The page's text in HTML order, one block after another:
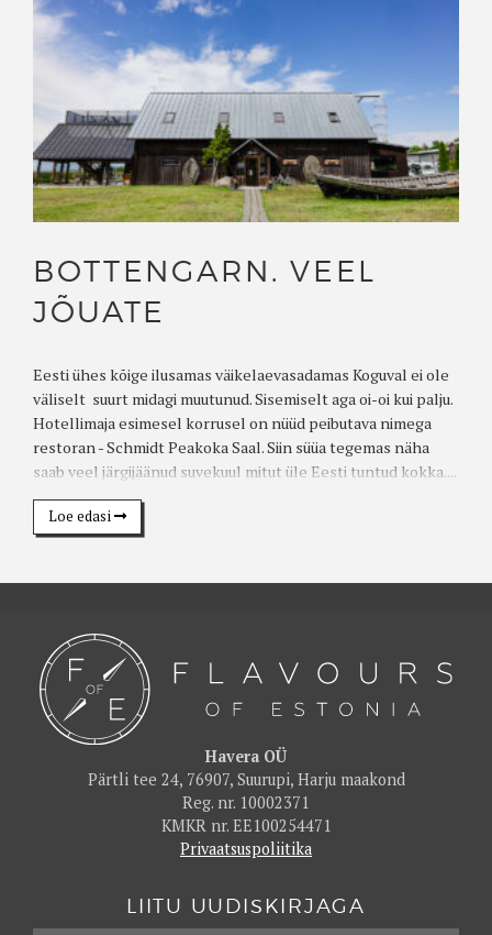
BOTTENGARN. VEEL
JÕUATE
Eesti ühes kõige ilusamas väikelaevasadamas Koguval ei ole
väliselt suurt midagi muutunud. Sisemiselt aga oi-oi kui palju.
Hotellimaja esimesel korrusel on nüüd peibutava nimega
restoran - Schmidt Peakoka Saal. Siin süüa tegemas näha
saab veel järgijäänud suvekuul mitut üle Eesti tuntud kokka....
Loe edasi
Havera OÜ
Pärtli tee 24, 76907, Suurupi, Harju maakond
Reg. nr. 10002371
KMKR nr. EE100254471
Privaatsuspoliitika
LIITU UUDISKIRJAGA